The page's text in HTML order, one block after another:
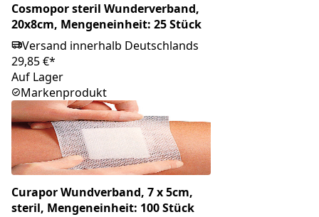
Cosmopor steril Wunderverband,
20x8cm, Mengeneinheit: 25 Stück
Versand innerhalb Deutschlands
29,85 €*
Auf Lager
Markenprodukt
Curapor Wundverband, 7 x 5cm,
steril, Mengeneinheit: 100 Stück